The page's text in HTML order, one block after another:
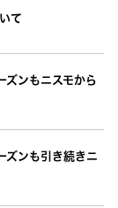
て
ンもニスモから
ンも引き続きニ